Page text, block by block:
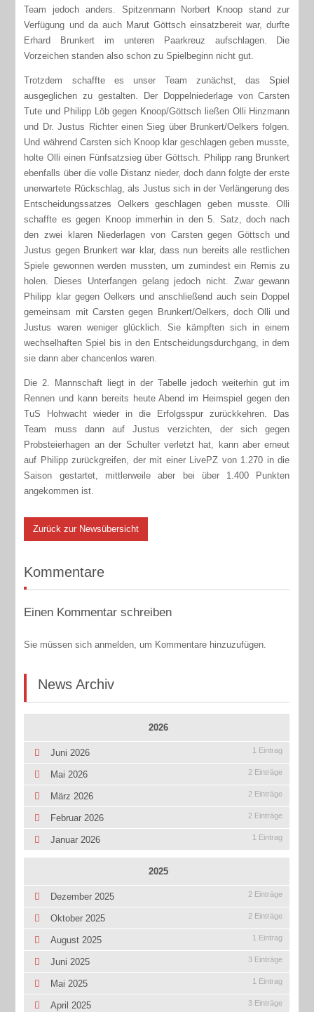
Team jedoch anders. Spitzenmann Norbert Knoop stand zur
Verfügung und da auch Marut Göttsch einsatzbereit war, durfte
Erhard Brunkert im unteren Paarkreuz aufschlagen. Die
Vorzeichen standen also schon zu Spielbeginn nicht gut.
Trotzdem schaffte es unser Team zunächst, das Spiel
ausgeglichen zu gestalten. Der Doppelniederlage von Carsten
Tute und Philipp Löb gegen Knoop/Göttsch ließen Olli Hinzmann
und Dr. Justus Richter einen Sieg über Brunkert/Oelkers folgen.
Und während Carsten sich Knoop klar geschlagen geben musste,
holte Olli einen Fünfsatzsieg über Göttsch. Philipp rang Brunkert
ebenfalls über die volle Distanz nieder, doch dann folgte der erste
unerwartete Rückschlag, als Justus sich in der Verlängerung des
Entscheidungssatzes Oelkers geschlagen geben musste. Olli
schaffte es gegen Knoop immerhin in den 5. Satz, doch nach
den zwei klaren Niederlagen von Carsten gegen Göttsch und
Justus gegen Brunkert war klar, dass nun bereits alle restlichen
Spiele gewonnen werden mussten, um zumindest ein Remis zu
holen. Dieses Unterfangen gelang jedoch nicht. Zwar gewann
Philipp klar gegen Oelkers und anschließend auch sein Doppel
gemeinsam mit Carsten gegen Brunkert/Oelkers, doch Olli und
Justus waren weniger glücklich. Sie kämpften sich in einem
wechselhaften Spiel bis in den Entscheidungsdurchgang, in dem
sie dann aber chancenlos waren.
Die 2. Mannschaft liegt in der Tabelle jedoch weiterhin gut im
Rennen und kann bereits heute Abend im Heimspiel gegen den
TuS Hohwacht wieder in die Erfolgsspur zurückkehren. Das
Team muss dann auf Justus verzichten, der sich gegen
Probsteierhagen an der Schulter verletzt hat, kann aber erneut
auf Philipp zurückgreifen, der mit einer LivePZ von 1.270 in die
Saison gestartet, mittlerweile aber bei über 1.400 Punkten
angekommen ist.
Zurück zur Newsübersicht
Kommentare
Einen Kommentar schreiben
Sie müssen sich anmelden, um Kommentare hinzuzufügen.
News Archiv
2026
Juni 2026 1 Eintrag
Mai 2026 2 Einträge
März 2026 2 Einträge
Februar 2026 2 Einträge
Januar 2026 1 Eintrag
2025
Dezember 2025 2 Einträge
Oktober 2025 2 Einträge
August 2025 1 Eintrag
Juni 2025 3 Einträge
Mai 2025 1 Eintrag
April 2025 3 Einträge